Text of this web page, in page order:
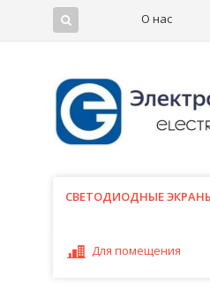
О нас
СВЕТОДИОДНЫЕ
СВЕТОДИОДНЫЕ
Для помещения